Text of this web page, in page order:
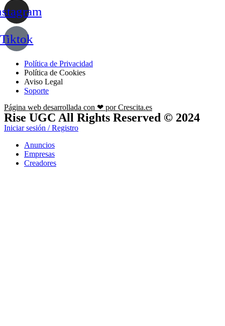
Tiktok
Política de Privacidad
Política de Cookies
Aviso Legal
Soporte
Página web desarrollada con ❤ por Crescita.es
Rise UGC All Rights Reserved © 2024
Iniciar sesión / Registro
Anuncios
Empresas
Creadores